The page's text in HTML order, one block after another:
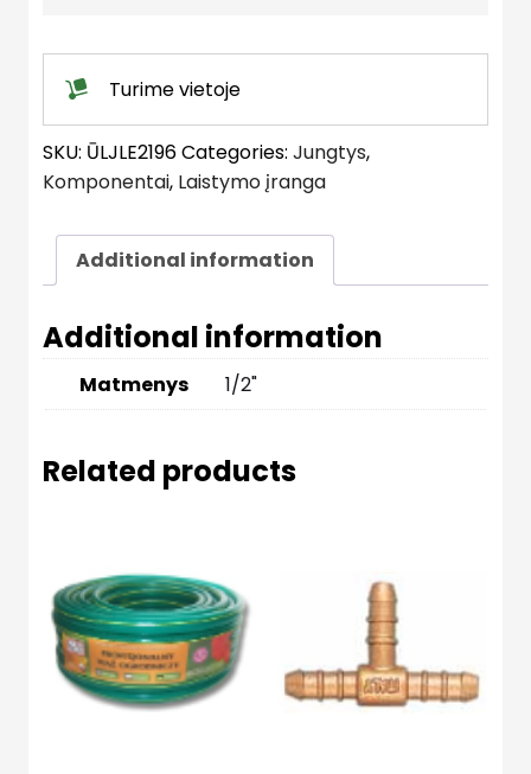
vid.sr.
quantity
Turime vietoje
SKU: ŪLJLE2196Categories: Jungtys,
Komponentai, Laistymo įranga
Additional information
Additional information
Matmenys 1/2"
Related products